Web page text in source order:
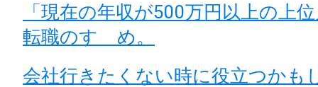
「現在の年収が500万円以上の上
転職のすゝめ。
会社行きたくない時に役立つかも